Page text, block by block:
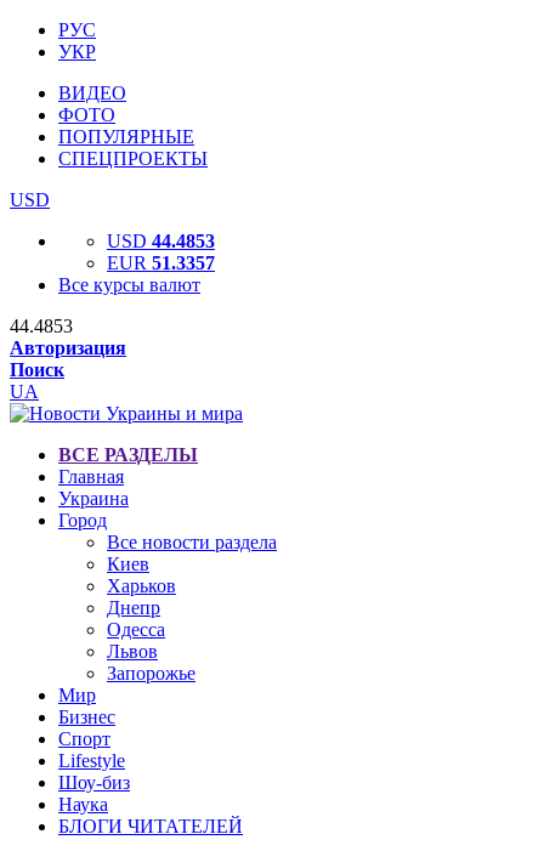
РУС
УКР
ВИДЕО
ФОТО
ПОПУЛЯРНЫЕ
СПЕЦПРОЕКТЫ
USD
USD 44.4853
EUR 51.3357
Все курсы валют
44.4853
Авторизация
Поиск
UA
ВСЕ РАЗДЕЛЫ
Главная
Украина
Город
Все новости раздела
Киев
Харьков
Днепр
Одесса
Львов
Запорожье
Мир
Бизнес
Спорт
Lifestyle
Шоу-биз
Наука
БЛОГИ ЧИТАТЕЛЕЙ